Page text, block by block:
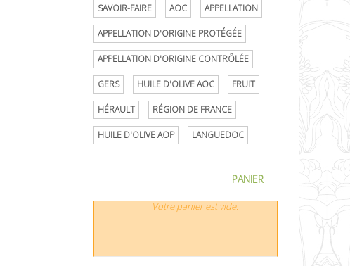
SAVOIR-FAIRE AOC APPELLATION
APPELLATION D'ORIGINE PROTÉGÉE
APPELLATION D'ORIGINE CONTRÔLÉE
GERS HUILE D'OLIVE AOC FRUIT
HÉRAULT RÉGION DE FRANCE
HUILE D'OLIVE AOP LANGUEDOC
PANIER
Votre panier est vide.